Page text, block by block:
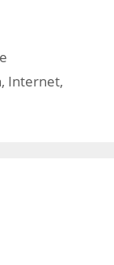
, Internet,